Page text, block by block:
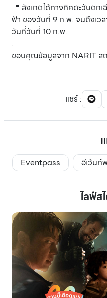
📍 สังเกตได้ทางทิศตะวันตก
ฟ้า ของวันที่ 9 ก.พ. จนถึงเว
วันที่วันที่ 10 ก.พ.
.
ขอบคุณข้อมูลจาก NARIT ส
แชร์:
Eventpass อีเว้นท์
ไลฟ์ส